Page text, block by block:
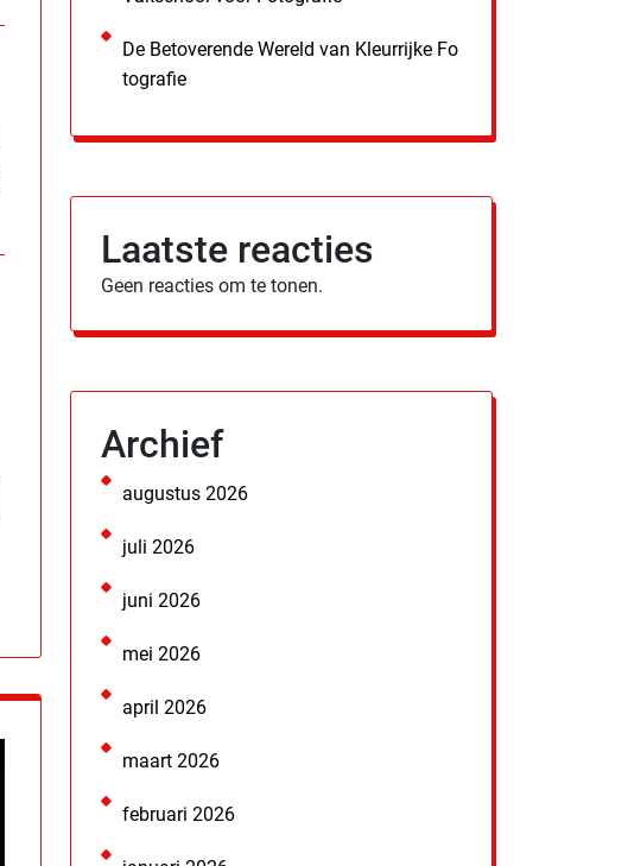
De Betoverende Wereld van Kleurrijke Fo
tografie
Laatste reacties
Geen reacties om te tonen.
Archief
augustus 2026
juli 2026
juni 2026
mei 2026
april 2026
maart 2026
februari 2026